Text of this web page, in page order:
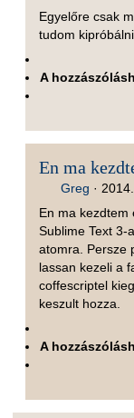
Egyelőre csak
tudom kipróbálni.
A
En ma
Greg ·
En ma kezdtem
Sublime Text 3-
atomra. Persze
lassan kezeli a
coffescriptel
keszult hozza.
A